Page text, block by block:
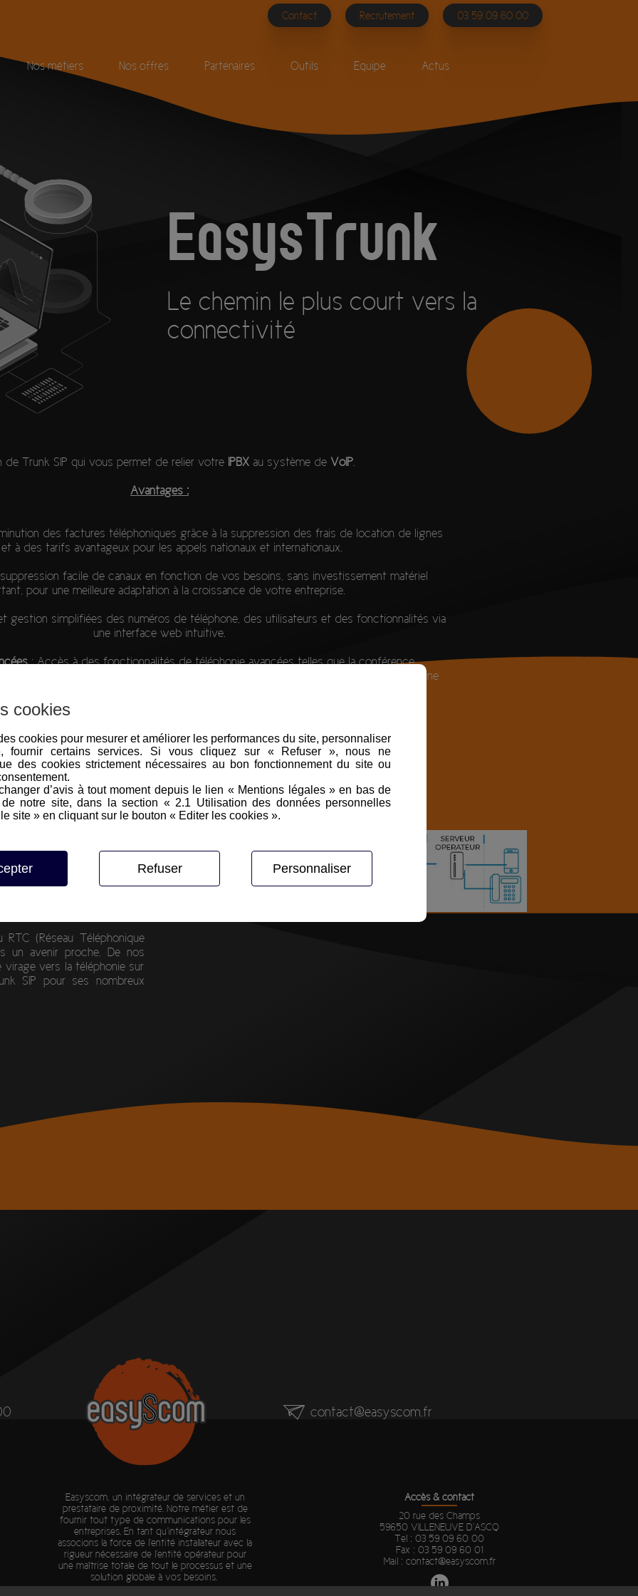
Contact Recrutement 03 59 09 60 00
Nos métiers Nos offres Partenaires Outils Equipe Actus
EasysTrunk
Le chemin le plus court vers la
connectivité
de Trunk SIP qui vous permet de relier votre IPBXau système de VoIP.
Avantages :
des factures téléphoniques grâce à la suppression des frais de location de lignes
et à des tarifs avantageux pour les appels nationaux et internationaux.
facile de canaux en fonction de vos besoins, sans investissement matériel
pour une meilleure adaptation à la croissance de votre entreprise.
gestion simplifiées des numéros de téléphone, des utilisateurs et des fonctionnalités via
une interface web intuitive.
: Accès à des fonctionnalités de téléphonie avancées telles que la conférence
vocale unifiée, le routage d'appels intelligent et la gestion des files d'attente, pour une
?
virtuel, permettant le
entreprise, qui est
téléphonique, et le réseau
Trunk SIP les achemine via
choisie par l'entreprise.
ses kilomètres de câbles, il
(Réseau Téléphonique
un avenir proche. De nos
vers la téléphonie sur
SIP pour ses nombreux
contact@easyscom.fr
Easyscom, un intégrateur de services et un
prestataire de proximité. Notre métier est de
fournir tout type de communications pour les
entreprises. En tant qu’intégrateur nous
associons la force de l’entité installateur avec la
rigueur nécessaire de l’entité opérateur pour
une maîtrise totale de tout le processus et une
solution globale à vos besoins.
Accès & contact
20 rue des Champs
59650 VILLENEUVE D’ASCQ
Tel :03 59 09 60 00
Fax : 03 59 09 60 01
Mail : contact@easyscom.fr
cookies
cookies pour mesurer et améliorer les performances du site, personnaliser
fournir certains services. Si vous cliquez sur « Refuser », nous ne
des cookies strictement nécessaires au bon fonctionnement du site ou
d’avis à tout moment depuis le lien « Mentions légales » en bas de
notre site, dans la section « 2.1 Utilisation des données personnelles
site » en cliquant sur le bouton « Editer les cookies ».
Refuser Personnaliser